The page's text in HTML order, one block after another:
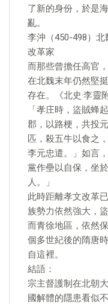
了新的身份，於是
亂。
李沖（450-498）
改革家
而那些曾擔任高官
在北魏末年仍然堅
存在。《北史·李靈
「孝庄時，盜賊蜂
郡，以路梗，共投
匹，殺五牛以食之
李元忠遣。」如言
黨作壘以自保，坐
人。」
此時距離孝文改革
族勢力依然強大，
而青徐地區，依然
個多世紀後的隋唐
自這裡。
結語：
宗主督護制在北朝
國解體的隱患看似